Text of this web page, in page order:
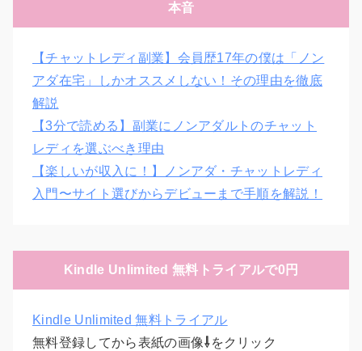
本音
【チャットレディ副業】会員歴17年の僕は「ノン
アダ在宅」しかオススメしない！その理由を徹底
解説
【3分で読める】副業にノンアダルトのチャット
レディを選ぶべき理由
【楽しいが収入に！】ノンアダ・チャットレディ
入門〜サイト選びからデビューまで手順を解説！
Kindle Unlimited 無料トライアルで0円
Kindle Unlimited 無料トライアル
無料登録してから表紙の画像⇩をクリック